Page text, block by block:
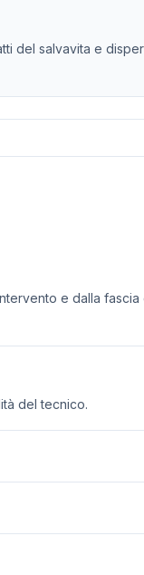
del salvavita e
e dalla fascia
del tecnico.